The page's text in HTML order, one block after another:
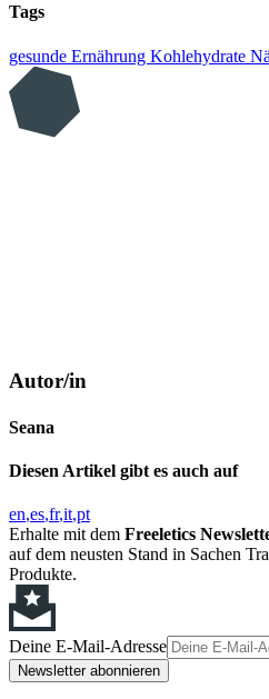
Tags
gesunde Ernährung Kohlehydrate
Autor/in
Seana
Diesen Artikel gibt es auch auf
en es fr it pt
Erhalte mit dem Freeletics
auf dem neusten Stand in Sachen
Produkte.
Deine E-Mail-Adresse
Newsletter abonnieren